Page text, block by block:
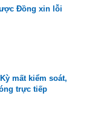
Đồng xin lỗi
mất kiểm soát,
trực tiếp